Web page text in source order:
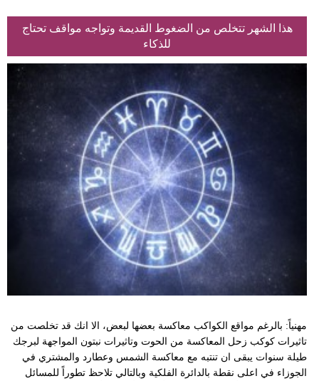
هذا الشهر تتخلص من الضغوط القديمة وتواجه مواقف تحتاج
للذكاء
مهنياً: بالرغم مواقع الكواكب معاكسة بعضها لبعض، الا انك قد تخلصت من
تاثيرات كوكب زحل المعاكسة من الحوت وتاثيرات نبتون المواجهة لبرجك
طيلة سنوات يبقى ان تنتبه مع معاكسة الشمس وعطارد والمشتري في
الجوزاء في اعلى نقطة بالدائرة الفلكية وبالتالي تلاحظ تطوراً للمسائل